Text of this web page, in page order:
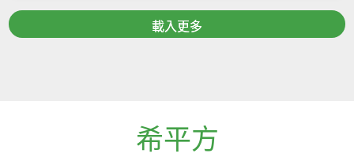
載入更多
希平方